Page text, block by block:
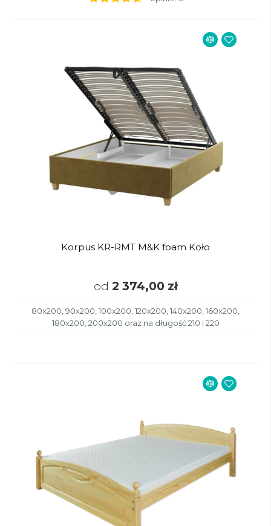
Korpus KR-RMT M&K foam Koło
od 2 374,00 zł
80x200, 90x200, 100x200, 120x200, 140x200, 160x200,
180x200, 200x200 oraz na długość 210 i 220